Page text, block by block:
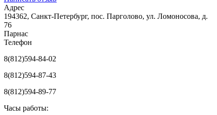
Адрес
194362, Санкт-Петербург, пос. Парголово, ул. Ломоносова, д.
76
Парнас
Телефон
8(812)594-84-02
8(812)594-87-43
8(812)594-89-77
Часы работы: